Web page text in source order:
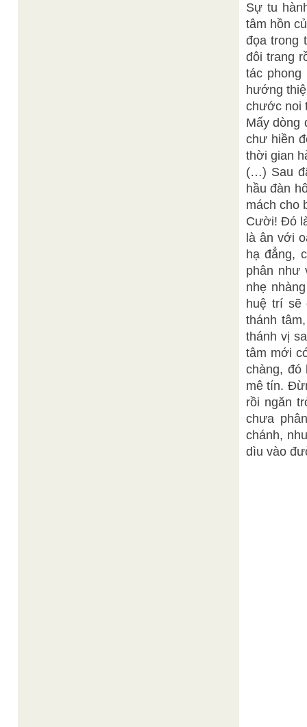
Sự tu
tâm hồn
đọa trong
đôi trang
tác
hướng
chước noi
Mấy dòng
chư hiền
thời gian
(…) Sau
hầu đàn
mách cho
Cười! Đó
là ân với
hạ đẳng,
phân như
nhẹ
huệ trí sẽ
thánh
thánh vị
tâm mới
chàng, đó
mê tín.
rồi ngăn
chưa
chánh,
dìu vào